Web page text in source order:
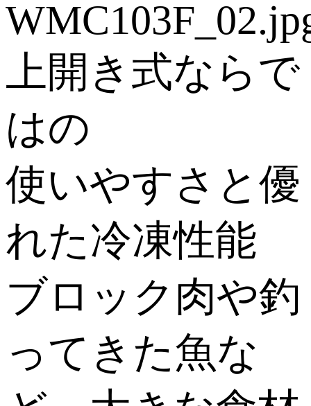
上開き式ならで
はの
使いやすさと優
れた冷凍性能
ブロック肉や釣
ってきた魚な